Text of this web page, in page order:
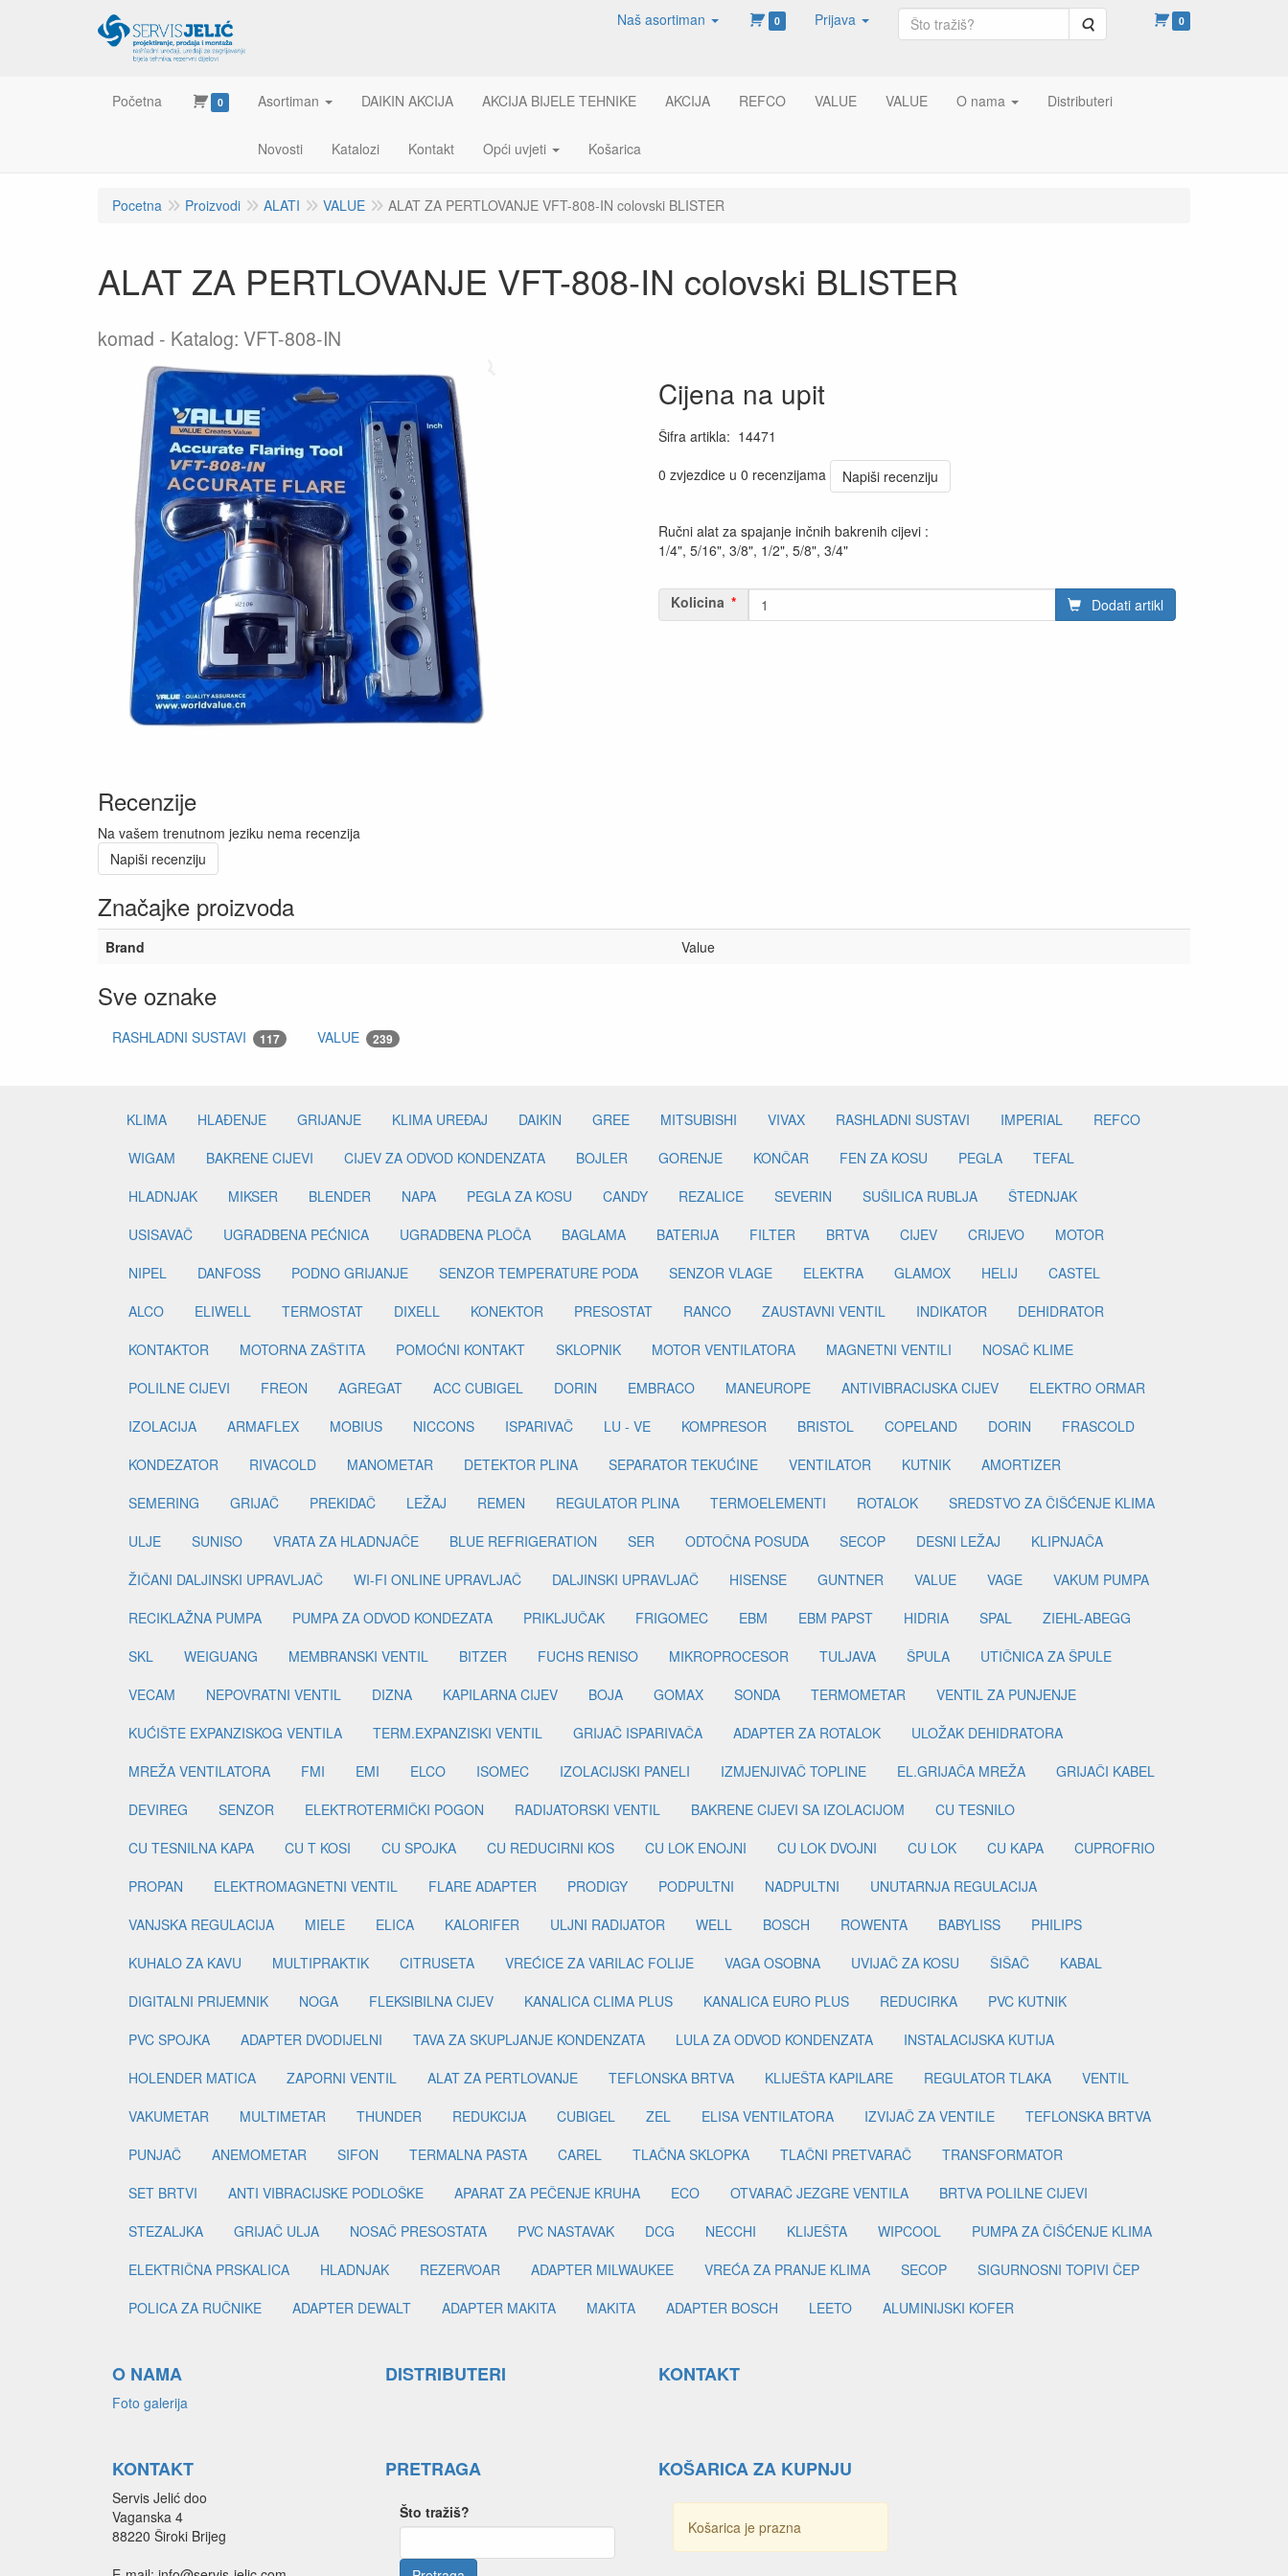
Naš asortiman 0 Prijava Pretraga 0
Početna 0 Asortiman DAIKIN AKCIJA AKCIJA BIJELE TEHNIKE AKCIJA REFCO VALUE VALUE O nama Distributeri
Novosti Katalozi Kontakt Opći uvjeti Košarica
Pocetna Proizvodi ALATI VALUE ALAT ZA PERTLOVANJE VFT-808-IN colovski BLISTER
ALAT ZA PERTLOVANJE VFT-808-IN colovski BLISTER
komad Katalog: VFT-808-IN
Cijena na upit
Šifra artikla: 14471
0 zvjezdice u 0 recenzijama
Napiši recenziju
Ručni alat za spajanje inčnih bakrenih cijevi :
1/4", 5/16", 3/8", 1/2", 5/8", 3/4"
Kolicina Dodati artikl
Recenzije
Na vašem trenutnom jeziku nema recenzija
Napiši recenziju
Značajke proizvoda
Brand Value
Sve oznake
RASHLADNI SUSTAVI 117 VALUE 239
KLIMA HLAĐENJE GRIJANJE KLIMA UREĐAJ DAIKIN GREE MITSUBISHI VIVAX RASHLADNI SUSTAVI IMPERIAL
REFCO
WIGAM
BAKRENE CIJEVI CIJEV ZA ODVOD KONDENZATA BOJLER GORENJE KONČAR FEN ZA KOSU PEGLA
TEFAL
HLADNJAK
MIKSER BLENDER NAPA PEGLA ZA KOSU CANDY REZALICE SEVERIN SUŠILICA RUBLJA
ŠTEDNJAK
USISAVAČ
UGRADBENA PEĆNICA UGRADBENA PLOČA BAGLAMA BATERIJA FILTER BRTVA CIJEV CRIJEVO
MOTOR
NIPEL
DANFOSS PODNO GRIJANJE SENZOR TEMPERATURE PODA SENZOR VLAGE ELEKTRA GLAMOX HELIJ
CASTEL
ALCO
ELIWELL TERMOSTAT DIXELL KONEKTOR PRESOSTAT RANCO ZAUSTAVNI VENTIL INDIKATOR
DEHIDRATOR
KONTAKTOR
MOTORNA ZAŠTITA POMOĆNI KONTAKT SKLOPNIK MOTOR VENTILATORA MAGNETNI VENTILI
NOSAČ KLIME
POLILNE CIJEVI
FREON AGREGAT ACC CUBIGEL DORIN EMBRACO MANEUROPE ANTIVIBRACIJSKA CIJEV
ELEKTRO ORMAR
IZOLACIJA
ARMAFLEX MOBIUS NICCONS ISPARIVAČ LU - VE KOMPRESOR BRISTOL COPELAND DORIN
FRASCOLD
KONDEZATOR
RIVACOLD MANOMETAR DETEKTOR PLINA SEPARATOR TEKUĆINE VENTILATOR KUTNIK
AMORTIZER
SEMERING
GRIJAČ PREKIDAČ LEŽAJ REMEN REGULATOR PLINA TERMOELEMENTI ROTALOK
SREDSTVO ZA ČIŠĆENJE KLIMA
ULJE
SUNISO VRATA ZA HLADNJAČE BLUE REFRIGERATION SER ODTOČNA POSUDA SECOP DESNI LEŽAJ
KLIPNJAČA
ŽIČANI DALJINSKI UPRAVLJAČ
WI-FI ONLINE UPRAVLJAČ DALJINSKI UPRAVLJAČ HISENSE GUNTNER VALUE VAGE
VAKUM PUMPA
RECIKLAŽNA PUMPA
PUMPA ZA ODVOD KONDEZATA PRIKLJUČAK FRIGOMEC EBM EBM PAPST HIDRIA SPAL
ZIEHL-ABEGG
SKL
WEIGUANG MEMBRANSKI VENTIL BITZER FUCHS RENISO MIKROPROCESOR TULJAVA ŠPULA
UTIČNICA ZA ŠPULE
VECAM
NEPOVRATNI VENTIL DIZNA KAPILARNA CIJEV BOJA GOMAX SONDA TERMOMETAR
VENTIL ZA PUNJENJE
KUĆIŠTE EXPANZISKOG VENTILA
TERM.EXPANZISKI VENTIL GRIJAČ ISPARIVAČA ADAPTER ZA ROTALOK
ULOŽAK DEHIDRATORA
MREŽA VENTILATORA
FMI EMI ELCO ISOMEC IZOLACIJSKI PANELI IZMJENJIVAČ TOPLINE EL.GRIJAČA MREŽA
GRIJAČI KABEL
DEVIREG
SENZOR ELEKTROTERMIČKI POGON RADIJATORSKI VENTIL BAKRENE CIJEVI SA IZOLACIJOM
CU TESNILO
CU TESNILNA KAPA
CU T KOSI CU SPOJKA CU REDUCIRNI KOS CU LOK ENOJNI CU LOK DVOJNI CU LOK CU KAPA
CUPROFRIO
PROPAN
ELEKTROMAGNETNI VENTIL FLARE ADAPTER PRODIGY PODPULTNI NADPULTNI
UNUTARNJA REGULACIJA
VANJSKA REGULACIJA
MIELE ELICA KALORIFER ULJNI RADIJATOR WELL BOSCH ROWENTA BABYLISS
PHILIPS
KUHALO ZA KAVU
MULTIPRAKTIK CITRUSETA VREĆICE ZA VARILAC FOLIJE VAGA OSOBNA UVIJAČ ZA KOSU ŠIŠAČ
KABAL
DIGITALNI PRIJEMNIK
NOGA FLEKSIBILNA CIJEV KANALICA CLIMA PLUS KANALICA EURO PLUS REDUCIRKA
PVC KUTNIK
PVC SPOJKA
ADAPTER DVODIJELNI TAVA ZA SKUPLJANJE KONDENZATA LULA ZA ODVOD KONDENZATA
INSTALACIJSKA KUTIJA
HOLENDER MATICA
ZAPORNI VENTIL ALAT ZA PERTLOVANJE TEFLONSKA BRTVA KLIJEŠTA KAPILARE REGULATOR TLAKA
VENTIL
VAKUMETAR
MULTIMETAR THUNDER REDUKCIJA CUBIGEL ZEL ELISA VENTILATORA IZVIJAČ ZA VENTILE
TEFLONSKA BRTVA
PUNJAČ
ANEMOMETAR SIFON TERMALNA PASTA CAREL TLAČNA SKLOPKA TLAČNI PRETVARAČ
TRANSFORMATOR
SET BRTVI
ANTI VIBRACIJSKE PODLOŠKE APARAT ZA PEČENJE KRUHA ECO OTVARAČ JEZGRE VENTILA
BRTVA POLILNE CIJEVI
STEZALJKA
GRIJAČ ULJA NOSAČ PRESOSTATA PVC NASTAVAK DCG NECCHI KLIJEŠTA WIPCOOL
PUMPA ZA ČIŠĆENJE KLIMA
ELEKTRIČNA PRSKALICA
HLADNJAK REZERVOAR ADAPTER MILWAUKEE VREĆA ZA PRANJE KLIMA SECOP
SIGURNOSNI TOPIVI ČEP
POLICA ZA RUČNIKE
ADAPTER DEWALT ADAPTER MAKITA MAKITA ADAPTER BOSCH LEETO ALUMINIJSKI KOFER
O NAMA
Foto galerija
DISTRIBUTERI KONTAKT
KONTAKT
Servis Jelić doo
Vaganska 4
88220 Široki Brijeg
PRETRAGA
Što tražiš?
KOŠARICA ZA KUPNJU
Košarica je prazna